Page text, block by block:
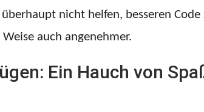
nicht helfen, besseren
auch angenehmer.
Ein Hauch von